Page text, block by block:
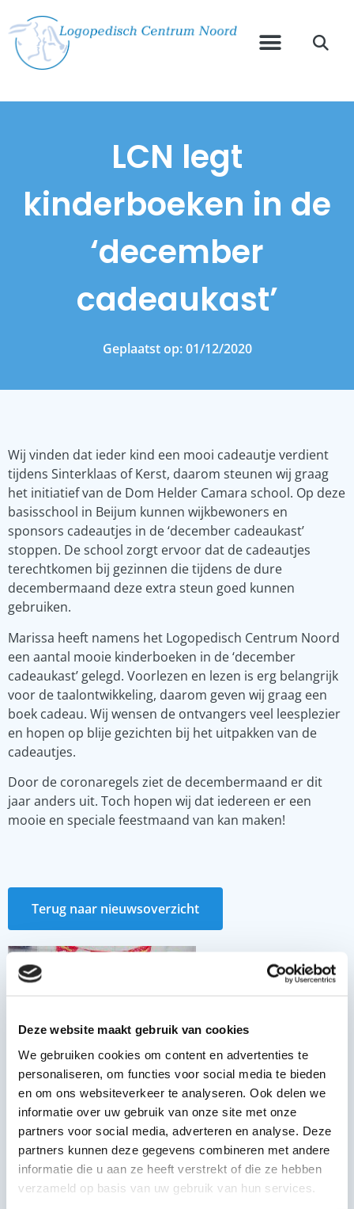
Deze website maakt gebruik van cookies
We gebruiken cookies om content en advertenties te
personaliseren, om functies voor social media te bieden
en om ons websiteverkeer te analyseren. Ook delen we
informatie over uw gebruik van onze site met onze
partners voor social media, adverteren en analyse. Deze
partners kunnen deze gegevens combineren met andere
informatie die u aan ze heeft verstrekt of die ze hebben
verzameld op basis van uw gebruik van hun services.
LCN legt
kinderboeken in de
‘december
cadeaukast’
Geplaatst op: 01/12/2020
Wij vinden dat ieder kind een mooi cadeautje verdient
tijdens Sinterklaas of Kerst, daarom steunen wij graag
het initiatief van de Dom Helder Camara school. Op deze
basisschool in Beijum kunnen wijkbewoners en
sponsors cadeautjes in de ‘december cadeaukast’
stoppen. De school zorgt ervoor dat de cadeautjes
terechtkomen bij gezinnen die tijdens de dure
decembermaand deze extra steun goed kunnen
gebruiken.
Marissa heeft namens het Logopedisch Centrum Noord
een aantal mooie kinderboeken in de ‘december
cadeaukast’ gelegd. Voorlezen en lezen is erg belangrijk
voor de taalontwikkeling, daarom geven wij graag een
boek cadeau. Wij wensen de ontvangers veel leesplezier
en hopen op blije gezichten bij het uitpakken van de
cadeautjes.
Door de coronaregels ziet de decembermaand er dit
jaar anders uit. Toch hopen wij dat iedereen er een
mooie en speciale feestmaand van kan maken!
Terug naar nieuwsoverzicht